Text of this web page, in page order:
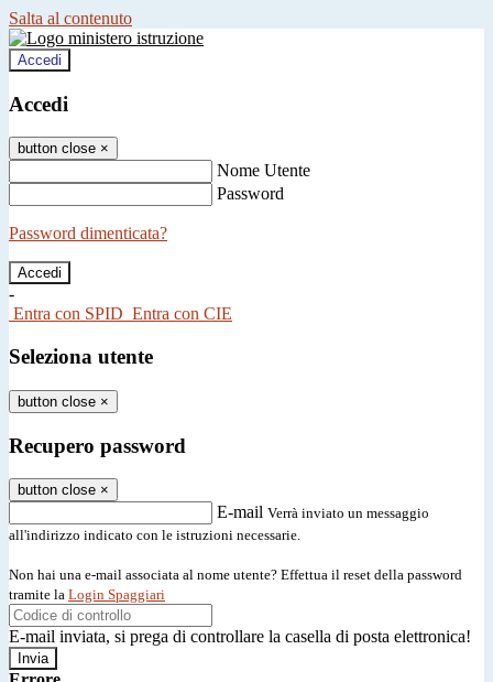
Salta al contenuto
Accedi
Accedi
button close ×
Nome Utente
Password
Password dimenticata?
-
Entra con SPID Entra con CIE
Seleziona utente
button close ×
Recupero password
button close ×
E-mail Verrà inviato un messaggio
all'indirizzo indicato con le istruzioni necessarie.
Non hai una e-mail associata al nome utente? Effettua il reset della password
tramite la Login Spaggiari
E-mail inviata, si prega di controllare la casella di posta elettronica!